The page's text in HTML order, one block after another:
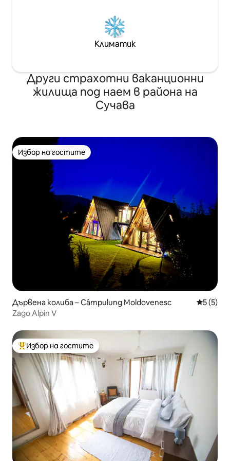
Климатик
Други страхотни ваканционни
жилища под наем в района на
Сучава
Избор на гостите
Избор на гостите
Дървена колиба – Câmpulung Moldovenesc Средна
5 (5)
Zago Alpin V
Най-популярен избор на гостите
Избор на гостите